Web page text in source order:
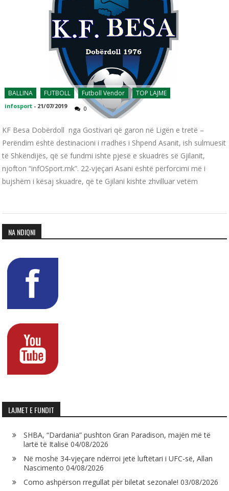
BALLINA FUTBOLL Futboll Vendor TOP LAJME
infosport - 21/07/2019 0
KF Besa Dobërdoll nga Gostivari që garon në Ligën e tretë –
Perëndim është destinacioni i rradhës i Shpend Asanit, ish sulmuesit
të Shkëndijës, që së fundmi ishte pjesë e skuadrës së Gjilanit,
njofton “infOSport.mk”. 22-vjeçari Asani është përforcimi më i
bujshëm i kësaj skuadre, që te Gjilani kishte zhvilluar vetëm
NA NDIQNI
LAJMET E FUNDIT
SHBA, “Dardania” pushton Gran Paradison, majën më të
lartë të Italisë 04/08/2026
Në moshë 34-vjeçare ndërroi jetë luftëtari i UFC-së, Allan
Nascimento 04/08/2026
Como ashpërson rregullat për biletat sezonale! 03/08/2026